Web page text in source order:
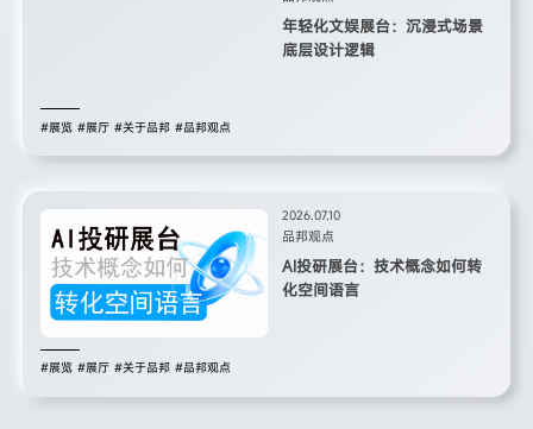
年轻化文娱展台：沉浸式场景
底层设计逻辑
#展览 #展厅 #关于品邦 #品邦观点
2026.07.10
品邦观点
AI投研展台：技术概念如何转
化空间语言
#展览 #展厅 #关于品邦 #品邦观点